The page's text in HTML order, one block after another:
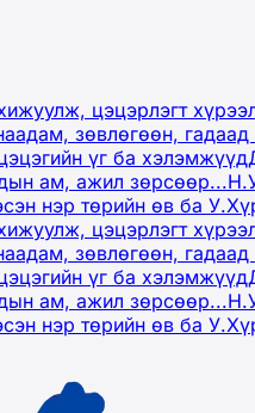
цэцэрлэгт
зөвлөгөөн, гадаад
үг ба хэлэмжүүд
ам, ажил зөрсөөр...
нэр төрийн өв ба
цэцэрлэгт
зөвлөгөөн, гадаад
үг ба хэлэмжүүд
ам, ажил зөрсөөр...
нэр төрийн өв ба